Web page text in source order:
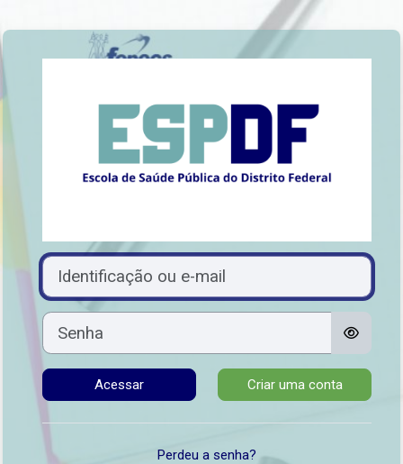
Avançar para criar nova conta
Identificação ou e-mail
Senha
Acessar Criar uma conta
Perdeu a senha?